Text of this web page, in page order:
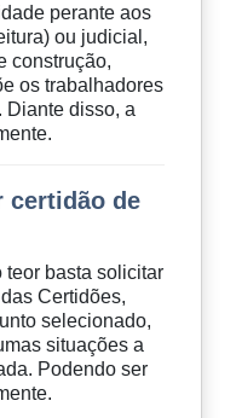
perante aos
ou judicial,
construção,
os trabalhadores
Diante disso, a
certidão de
teor basta solicitar
Certidões,
selecionado,
situações a
Podendo ser